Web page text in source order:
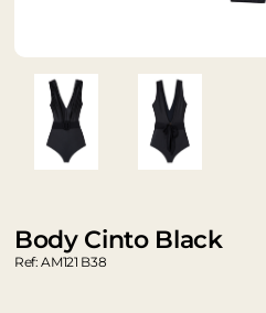
Body Cinto Black
Ref: AM121 B38